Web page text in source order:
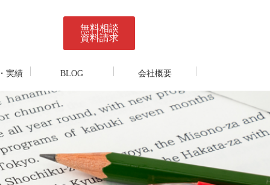
無料相談
資料請求
実績 BLOG 会社概要